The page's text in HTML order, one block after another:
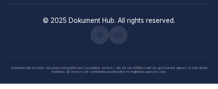
© 2025 Dokument Hub. All rights reserved.
Dokument Hub provides document preparation and consultation services. We are not affiliated with any government agency or educational
institution. All services are confidential and intended for legitimate purposes only.